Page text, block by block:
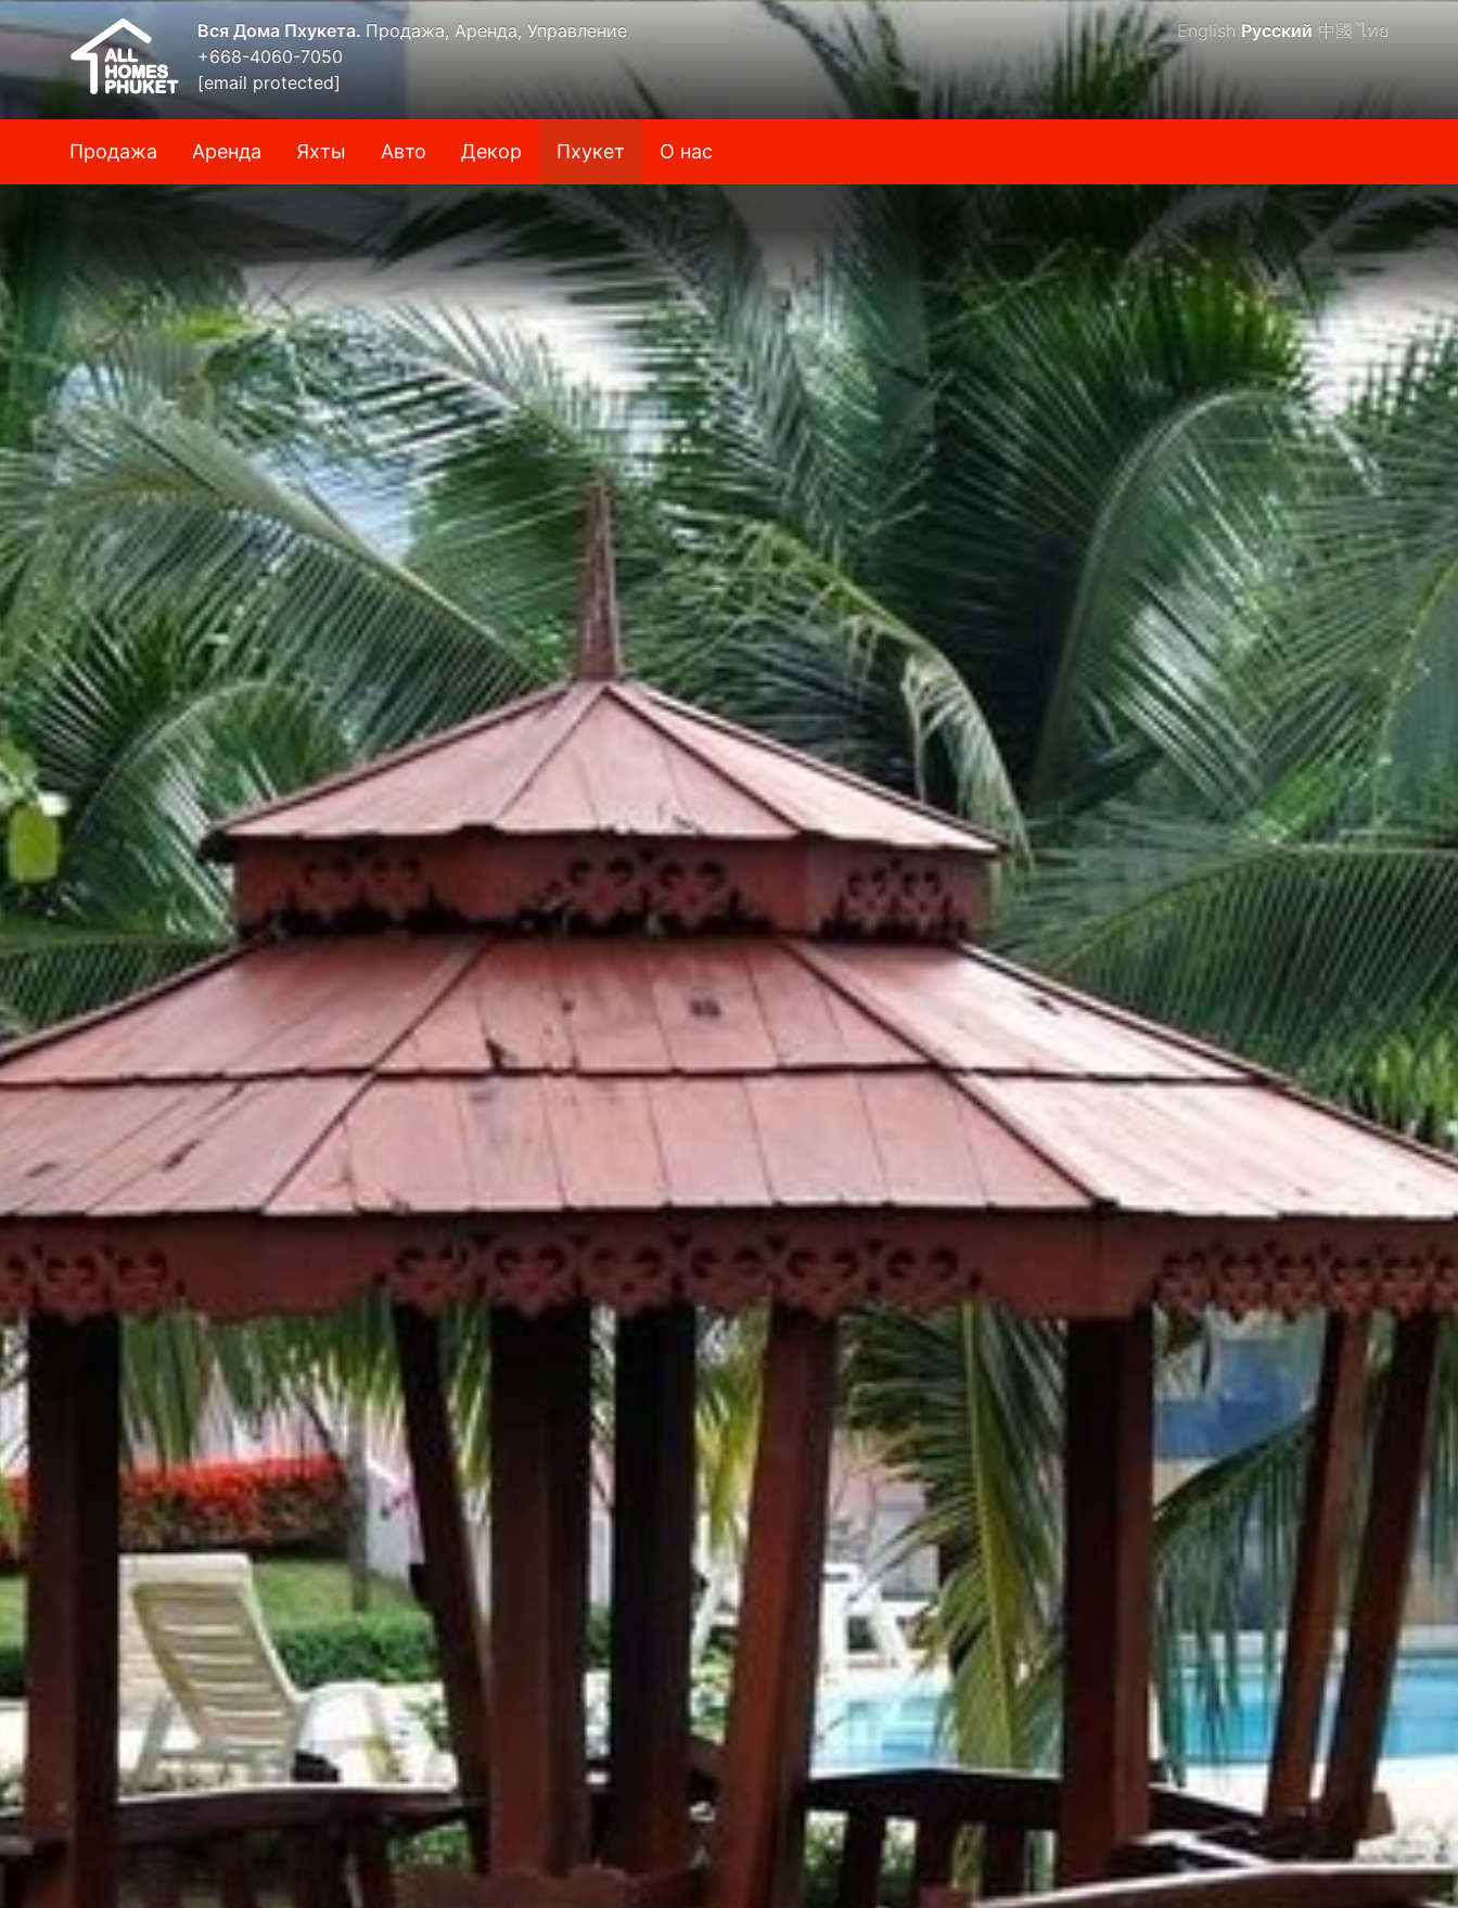
Вся Дома Пхукета. Продажа, Аренда, Управление
+668-4060-7050
[email protected]
English Русский 中國 ไทย
Продажа Аренда Яхты Авто Декор Пхукет О нас